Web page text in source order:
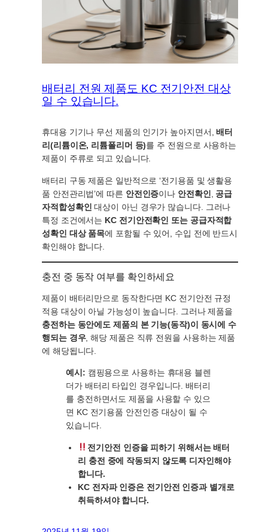
배터리 전원 제품도 KC 전기안전 대상
일 수 있습니다.
휴대용 기기나 무선 제품의 인기가 높아지면서,배터
리(리튬이온, 리튬폴리머 등)를 주 전원으로 사용하는
제품이 주류로 되고 있습니다.
배터리 구동 제품은 일반적으로 ‘전기용품 및 생활용
품 안전관리법’에 따른 안전인증이나 안전확인 공급
자적합성확인 대상이 아닌 경우가 많습니다. 그러나
특정 조건에서는 KC 전기안전확인 또는 공급자적합
성확인 대상 품목에 포함될 수 있어, 수입 전에 반드시
확인해야 합니다.
충전 중 동작 여부를 확인하세요
제품이 배터리만으로 동작한다면 KC 전기안전 규정
적용 대상이 아닐 가능성이 높습니다. 그러나 제품을
충전하는 동안에도 제품의 본 기능(동작)이 동시에 수
행되는 경우, 해당 제품은 직류 전원을 사용하는 제품
에 해당됩니다.
예시: 캠핑용으로 사용하는 휴대용 블렌
더가 배터리 타입인 경우입니다. 배터리
를 충전하면서도 제품을 사용할 수 있으
면 KC 전기용품 안전인증 대상이 될 수
있습니다.
전기안전 인증을 피하기 위해서는 배터
리 충전 중에 작동되지 않도록 디자인해야
합니다.
KC 전자파 인증은 전기안전 인증과 별개로
취득하셔야 합니다.